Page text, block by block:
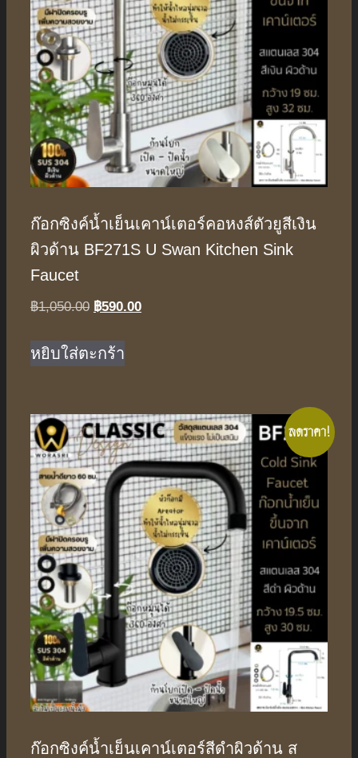
ก๊อกซิงค์น้ำเย็นเคาน์เตอร์คอหงส์ตัวยูสีเงิน
ผิวด้าน BF271S U Swan Kitchen Sink
Faucet
฿1,050.00 Original
was:
฿1,050.00.
฿590.00Current
หยิบใส่ตะกร้า
ลดราคา!
ก๊อกซิงค์น้ำเย็นเคาน์เตอร์สีดำผิวด้าน ส